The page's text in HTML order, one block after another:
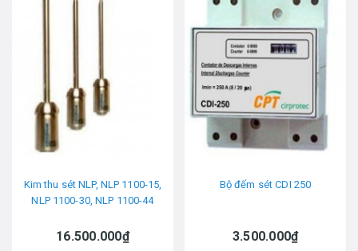
Kim thu sét NLP, NLP 1100-15,
NLP 1100-30, NLP 1100-44
16.500.000₫
Bộ đếm sét CDI 250
3.500.000₫